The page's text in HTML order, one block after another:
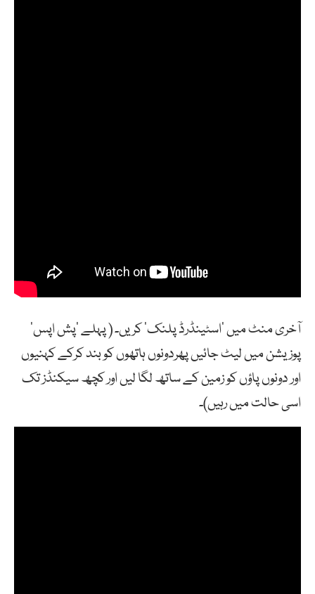
آخری منٹ میں ‘اسٹینڈرڈ پلنک’ کریں۔ ( پہلے ‘پش اپس’
پوزیشن میں لیٹ جائیں پھردونوں ہاتھوں کو بند کرکے کہنیوں
اور دونوں پاؤں کو زمین کے ساتھ لگا لیں اور کچھ سیکنڈز تک
اسی حالت میں رہیں)۔